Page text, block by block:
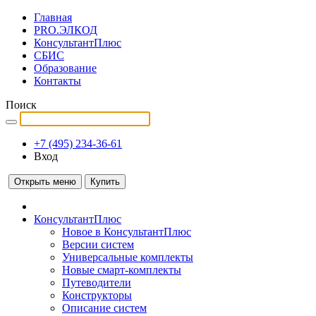
Главная
PRO.ЭЛКОД
КонсультантПлюс
СБИС
Образование
Контакты
Поиск
+7 (495) 234-36-61
Вход
Открыть меню Купить
КонсультантПлюс
Новое в КонсультантПлюс
Версии систем
Универсальные комплекты
Новые смарт-комплекты
Путеводители
Конструкторы
Описание систем